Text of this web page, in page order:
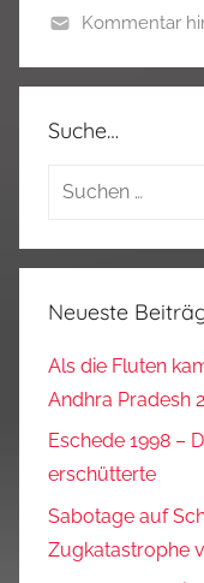
Kommentar
Suche…
Suchen
Neueste
Als die Fluten
Andhra Pradesh
Eschede 1998 –
erschütterte
Sabotage auf
Zugkatastrophe